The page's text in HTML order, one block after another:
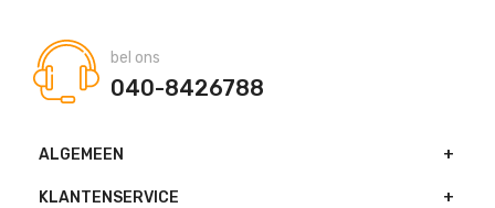
bel ons
040-8426788
ALGEMEEN
KLANTENSERVICE